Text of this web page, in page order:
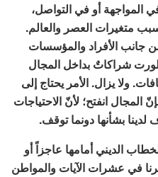
المواجهة أو في التواصل،
متغيرات العصر والعالم.
جانب الأفراد والمؤسسات
شراكاتٌ بداخل المجال
ولا يزال. الأمر يحتاج إلى
انفتح؛ لأنّ الاحتياجات
بشأنها دونما توقف.
الديني أمامها عاجزاً أو
في عشرات الآيات والمواطن